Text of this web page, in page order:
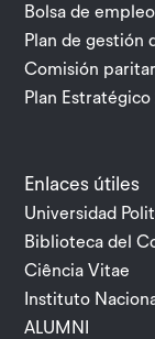
Bolsa de empleo
Plan de gestión
Comisión
Plan
Enlaces útiles
Universidad
Biblioteca del
Ciência Vitae
Instituto
ALUMNI